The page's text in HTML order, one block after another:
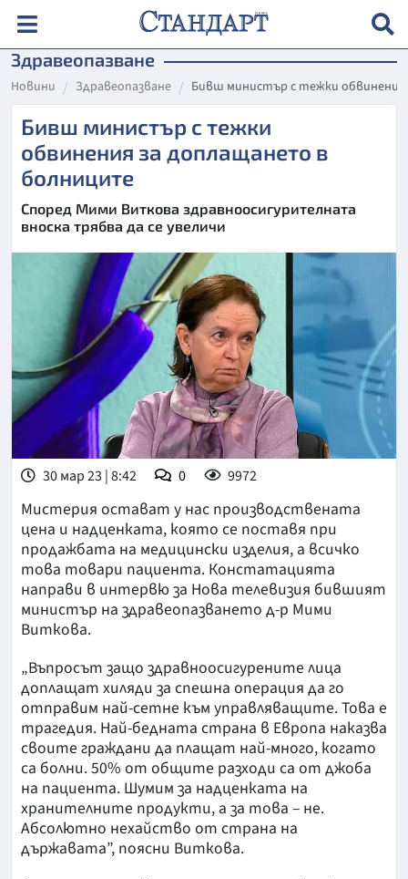
Здравеопазване
Новини Здравеопазване Бивш министър с тежки
Бивш министър с тежки
обвинения за доплащането в
болниците
Според Мими Виткова здравноосигурителната
вноска трябва да се увеличи
30 мар 23 | 8:42 0 9972
Мистерия остават у нас производствената
цена и надценката, която се поставя при
продажбата на медицински изделия, а всичко
това товари пациента. Констатацията
направи в интервю за Нова телевизия бившият
министър на здравеопазването д-р Мими
Виткова.
„Въпросът защо здравноосигурените лица
доплащат хиляди за спешна операция да го
отправим най-сетне към управляващите. Това е
трагедия. Най-бедната страна в Европа наказва
своите граждани да плащат най-много, когато
са болни. 50% от общите разходи са от джоба
на пациента. Шумим за надценката на
хранителните продукти, а за това – не.
Абсолютно нехайство от страна на
държавата”, поясни Виткова.